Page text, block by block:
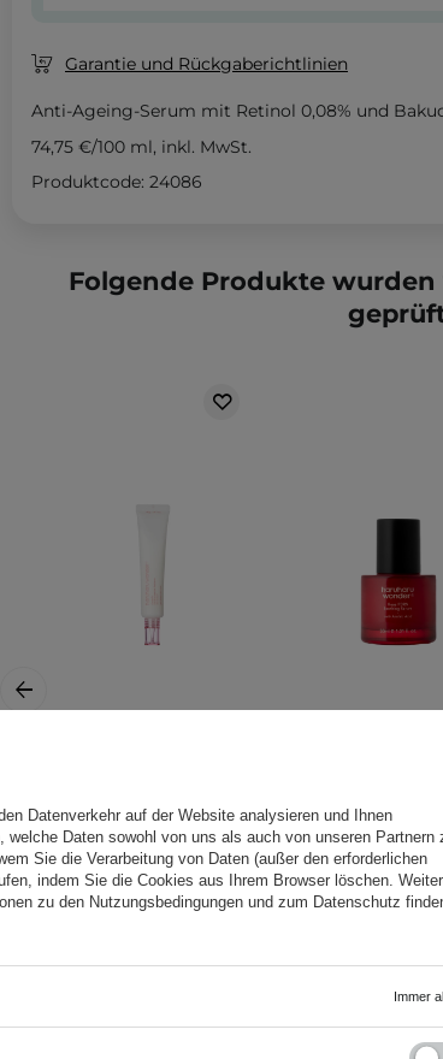
Garantie und Rückgaberichtlinien
Anti-Ageing-Serum mit Retinol 0,08% und
74,75 €/100 ml, inkl. MwSt.
Produktcode: 24086
Folgende Produkte
- Centella 5%
Niacinamide
Radiance Gel
Cream –
Aufhellende
– 40g
- Rose
Soothing
Serum mit
und
17,99 €
Datenverkehr auf der Website analysieren und Ihnen
Daten sowohl von uns als auch von unseren Partnern
Sie die Verarbeitung von Daten (außer den erforderlichen
indem Sie die Cookies aus Ihrem Browser löschen.
zu den Nutzungsbedingungen und zum Datenschutz
Immer